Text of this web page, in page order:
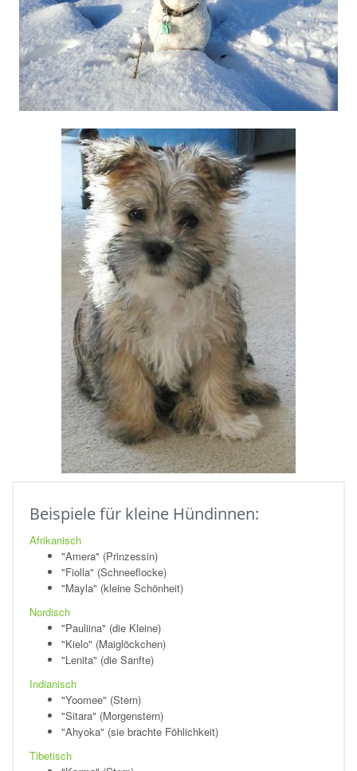
Beispiele für kleine Hündinnen:
Afrikanisch
"Amera" (Prinzessin)
"Fiolla" (Schneeflocke)
"Mayla" (kleine Schönheit)
Nordisch
"Pauliina" (die Kleine)
"Kielo" (Maiglöckchen)
"Lenita" (die Sanfte)
Indianisch
"Yoomee" (Stern)
"Sitara" (Morgenstern)
"Ahyoka" (sie brachte Föhlichkeit)
Tibetisch